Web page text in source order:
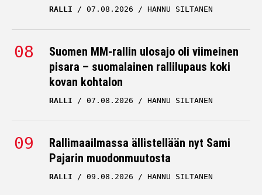
RALLI 07.08.2026 HANNU SILTANEN
Suomen MM-rallin ulosajo oli viimeinen
pisara – suomalainen rallilupaus koki
kovan kohtalon
RALLI 07.08.2026 HANNU SILTANEN
Rallimaailmassa ällistellään nyt Sami
Pajarin muodonmuutosta
RALLI 09.08.2026 HANNU SILTANEN